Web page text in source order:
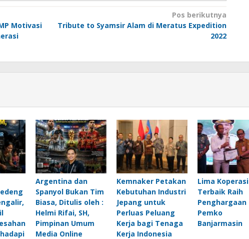
Motivasi
Pos berikutnya
Tribute to Syamsir Alam di Meratus Expedition
2022
Argentina dan
Spanyol Bukan Tim
Biasa, Ditulis oleh :
Helmi Rifai, SH,
Pimpinan Umum
Media Online
Kemnaker Petakan
Kebutuhan Industri
Jepang untuk
Perluas Peluang
Kerja bagi Tenaga
Kerja Indonesia
Lima Koperasi
Terbaik Raih
Penghargaan
Pemko
Banjarmasin